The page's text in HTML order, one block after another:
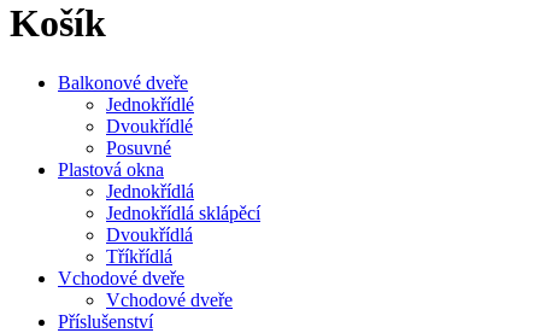
Košík
Balkonové dveře
Jednokřídlé
Dvoukřídlé
Posuvné
Plastová okna
Jednokřídlá
Jednokřídlá sklápěcí
Dvoukřídlá
Tříkřídlá
Vchodové dveře
Vchodové dveře
Příslušenství